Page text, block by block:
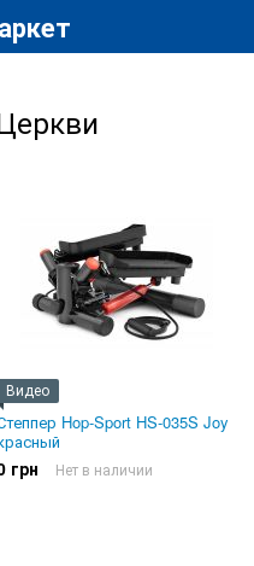
Видео
Hop-Sport HS-035S Joy
грн Нет в наличии